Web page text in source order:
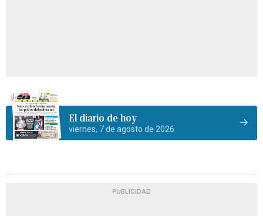
El diario de hoy
viernes, 7 de agosto de 2026
PUBLICIDAD